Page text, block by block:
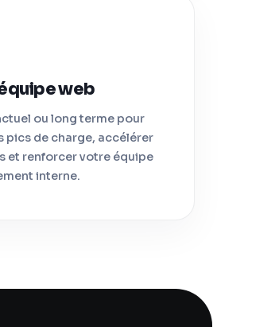
web
ou long terme pour
pics de charge, accélérer
et renforcer votre équipe
interne.